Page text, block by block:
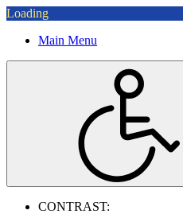
Loading
Main Menu
CONTRAST: